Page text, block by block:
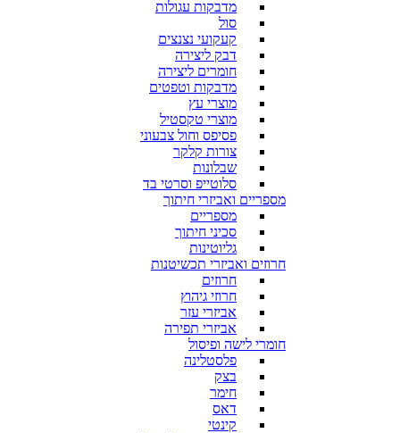
מדבקות עגולות
סול
קעקועי נצנצים
דבק ליצירה
חומרים ליצירה
מדבקות וטפטים
מוצרי עץ
מוצרי טקסטיל
פסיפס וחול צבעוני
צורות קלקר
שבלונות
סלוטייפ וסרטי בד
מספריים ואביזרי חיתוך
מספריים
סכיני חיתוך
גליוטינות
חרוזים ואביזרי תכשיטנות
חרוזים
חרוזי גיהוץ
אביזרי עזר
אביזרי תפירה
חומרי לישה ופיסול
פלסטלינה
בצק
חימר
דאס
קינטי